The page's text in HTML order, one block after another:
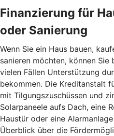
Finanzierung für
oder Sanierung
Wenn Sie ein Haus bauen,
sanieren möchten, können Sie
vielen Fällen Unterstützung
bekommen. Die Kreditanstalt
mit Tilgungszuschüssen und
Solarpaneele aufs Dach, eine
Haustür oder eine
Überblick über die